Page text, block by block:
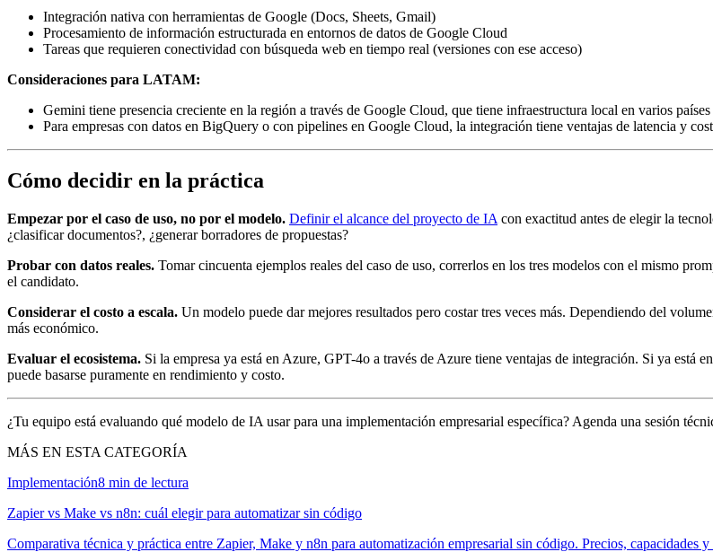
Integración nativa con herramientas de Google (Docs, Sheets, Gmail)
Procesamiento de información estructurada en entornos de datos de Google Cloud
Tareas que requieren conectividad con búsqueda web en tiempo real (versiones con ese acceso)
Consideraciones para LATAM:
Gemini tiene presencia creciente en la región a través de Google Cloud, que tiene infraestructura local en varios
Para empresas con datos en BigQuery o con pipelines en Google Cloud, la integración tiene ventajas de latencia y
Cómo decidir en la práctica
Empezar por el caso de uso, no por el modelo. Definir el alcance del proyecto de IA con exactitud antes de elegir la
¿clasificar documentos?, ¿generar borradores de propuestas?
Probar con datos reales. Tomar cincuenta ejemplos reales del caso de uso, correrlos en los tres modelos con el mismo
el candidato.
Considerar el costo a escala. Un modelo puede dar mejores resultados pero costar tres veces más. Dependiendo del
más económico.
Evaluar el ecosistema. Si la empresa ya está en Azure, GPT-4o a través de Azure tiene ventajas de integración. Si ya
puede basarse puramente en rendimiento y costo.
¿Tu equipo está evaluando qué modelo de IA usar para una implementación empresarial específica? Agenda una sesión
MÁS EN ESTA CATEGORÍA
Implementación8 min de lectura
Zapier vs Make vs n8n: cuál elegir para automatizar sin código
Comparativa técnica y práctica entre Zapier, Make y n8n para automatización empresarial sin código. Precios, capacidades